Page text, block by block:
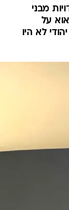
מבני
על
לא היו